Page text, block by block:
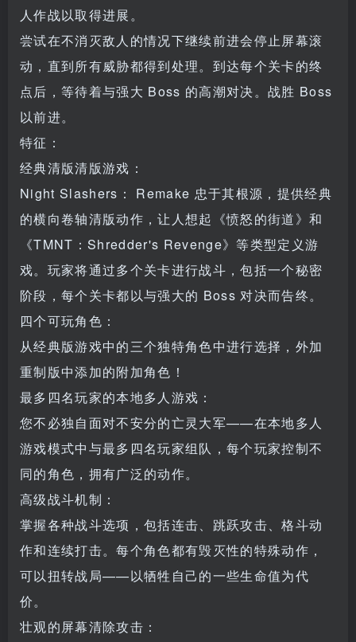
人作战以取得进展。
尝试在不消灭敌人的情况下继续前进会停止屏幕滚
动，直到所有威胁都得到处理。到达每个关卡的终
点后，等待着与强大 Boss 的高潮对决。战胜 Boss
以前进。
特征：
经典清版清版游戏：
Night Slashers： Remake 忠于其根源，提供经典
的横向卷轴清版动作，让人想起《愤怒的街道》和
《TMNT：Shredder's Revenge》等类型定义游
戏。玩家将通过多个关卡进行战斗，包括一个秘密
阶段，每个关卡都以与强大的 Boss 对决而告终。
四个可玩角色：
从经典版游戏中的三个独特角色中进行选择，外加
重制版中添加的附加角色！
最多四名玩家的本地多人游戏：
您不必独自面对不安分的亡灵大军——在本地多人
游戏模式中与最多四名玩家组队，每个玩家控制不
同的角色，拥有广泛的动作。
高级战斗机制：
掌握各种战斗选项，包括连击、跳跃攻击、格斗动
作和连续打击。每个角色都有毁灭性的特殊动作，
可以扭转战局——以牺牲自己的一些生命值为代
价。
壮观的屏幕清除攻击：